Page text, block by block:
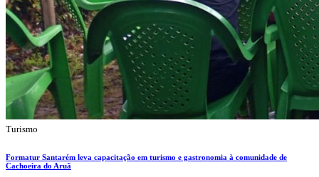
Turismo
Formatur Santarém leva capacitação em turismo e gastronomia à comunidade de
Cachoeira do Aruã